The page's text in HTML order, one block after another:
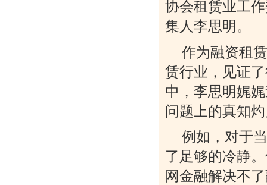
协会租赁业工
集人李思明。
作为融资租
赁行业，见证
中，李思明娓
问题上的真知
例如，对于
了足够的冷静
网金融解决不